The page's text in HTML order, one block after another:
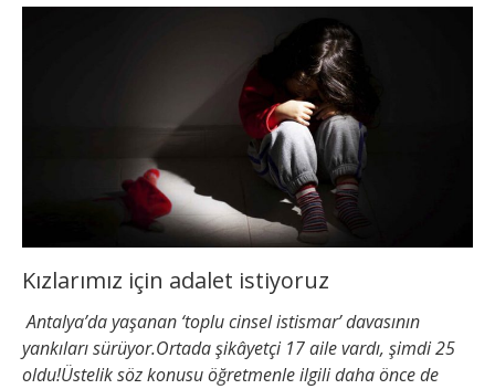
Kızlarımız için adalet istiyoruz
Antalya’da yaşanan ‘toplu cinsel istismar’ davasının
yankıları sürüyor.Ortada şikâyetçi 17 aile vardı, şimdi 25
oldu!Üstelik söz konusu öğretmenle ilgili daha önce de